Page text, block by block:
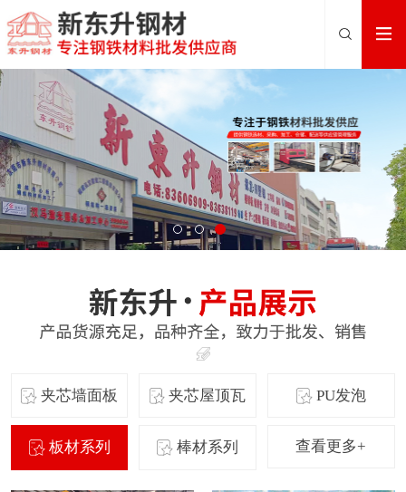
夹芯墙面板 夹芯屋顶瓦 PU发泡
板材系列 棒材系列 查看更多+